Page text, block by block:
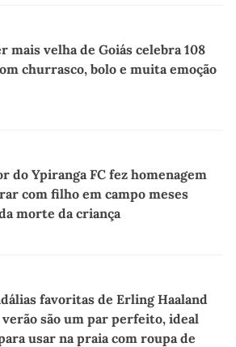
mais velha de Goiás celebra 108
churrasco, bolo e muita emoção
do Ypiranga FC fez homenagem
com filho em campo meses
morte da criança
favoritas de Erling Haaland
verão são um par perfeito, ideal
usar na praia com roupa de